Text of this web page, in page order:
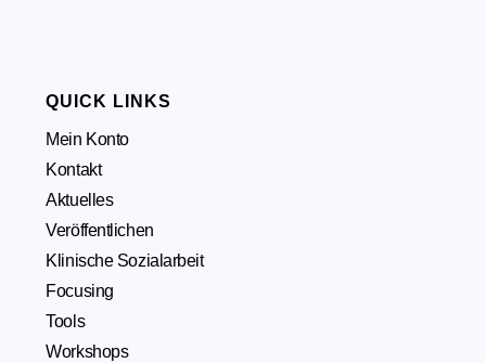
QUICK LINKS
Mein Konto
Kontakt
Aktuelles
Veröffentlichen
Klinische Sozialarbeit
Focusing
Tools
Workshops